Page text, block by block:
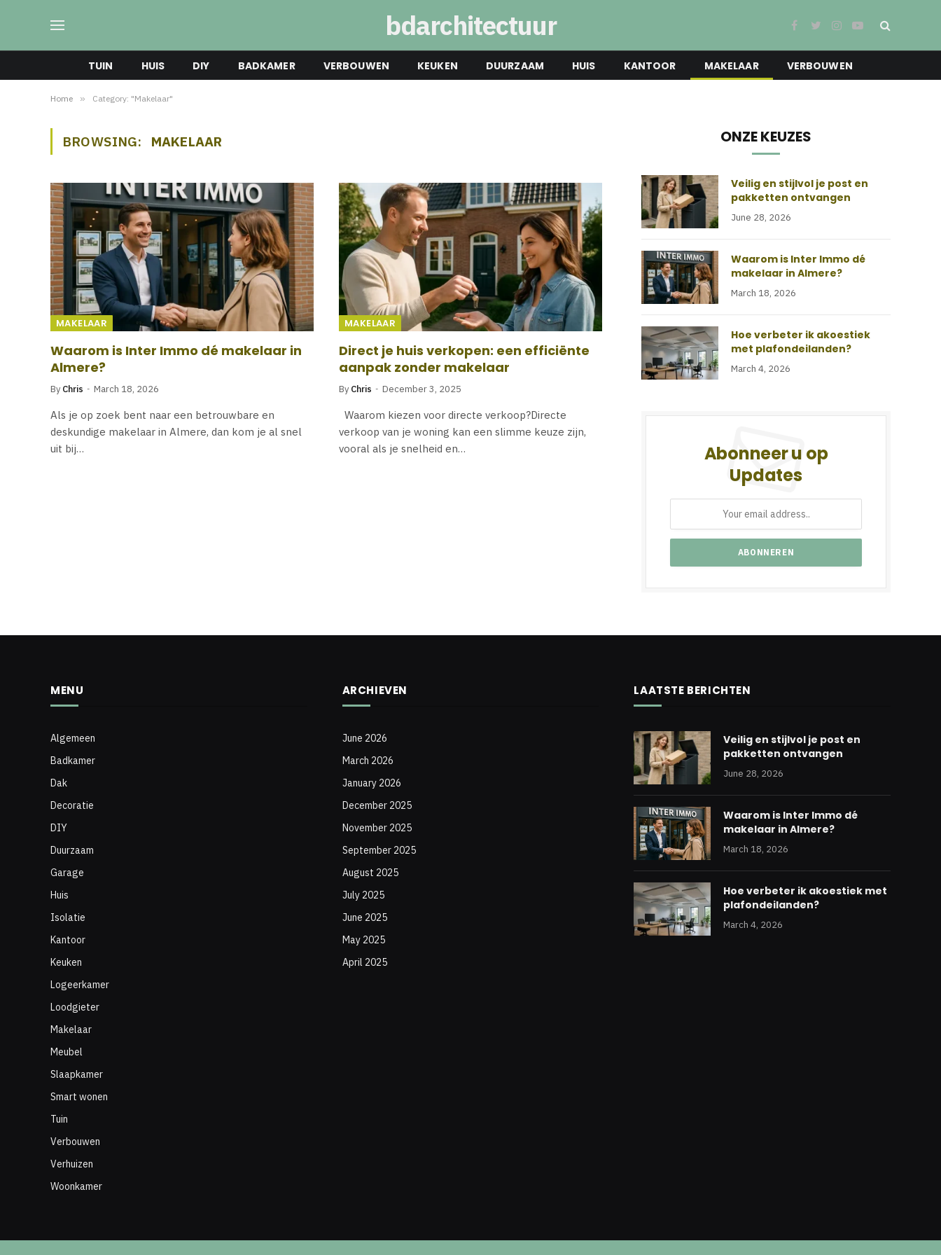
bdarchitectuur Facebook
TwitterInstagram
YouTube
TUIN HUIS DIY BADKAMER VERBOUWEN KEUKEN DUURZAAM HUIS KANTOOR MAKELAAR VERBOUWEN
Home » Category: "Makelaar"
BROWSING: MAKELAAR
MAKELAAR
Waarom is Inter Immo dé makelaar in
Almere?
By Chris March 18, 2026
Als je op zoek bent naar een betrouwbare en
deskundige makelaar in Almere, dan kom je al snel
uit bij…
MAKELAAR
Direct je huis verkopen: een efficiënte
aanpak zonder makelaar
By Chris December 3, 2025
Waarom kiezen voor directe verkoop?Directe
verkoop van je woning kan een slimme keuze zijn,
vooral als je snelheid en…
ONZE KEUZES
Veilig en stijlvol je post en
pakketten ontvangen
June 28, 2026
Waarom is Inter Immo dé
makelaar in Almere?
March 18, 2026
Hoe verbeter ik akoestiek
met plafondeilanden?
March 4, 2026
Abonneer u op
Updates
MENU
Algemeen
Badkamer
Dak
Decoratie
DIY
Duurzaam
Garage
Huis
Isolatie
Kantoor
Keuken
Logeerkamer
Loodgieter
Makelaar
Meubel
Slaapkamer
Smart wonen
Tuin
Verbouwen
Verhuizen
Woonkamer
ARCHIEVEN
June 2026
March 2026
January 2026
December 2025
November 2025
September 2025
August 2025
July 2025
June 2025
May 2025
April 2025
LAATSTE BERICHTEN
Veilig en stijlvol je post en
pakketten ontvangen
June 28, 2026
Waarom is Inter Immo dé
makelaar in Almere?
March 18, 2026
Hoe verbeter ik akoestiek met
plafondeilanden?
March 4, 2026